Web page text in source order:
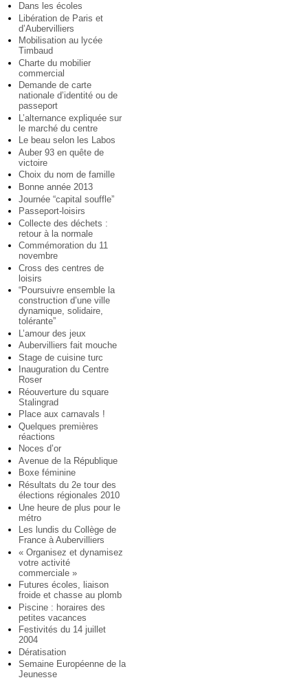
Dans les écoles
Libération de Paris et
d’Aubervilliers
Mobilisation au lycée
Timbaud
Charte du mobilier
commercial
Demande de carte
nationale d’identité ou de
passeport
L’alternance expliquée sur
le marché du centre
Le beau selon les Labos
Auber 93 en quête de
victoire
Choix du nom de famille
Bonne année 2013
Journée “capital souffle”
Passeport-loisirs
Collecte des déchets :
retour à la normale
Commémoration du 11
novembre
Cross des centres de
loisirs
“Poursuivre ensemble la
construction d’une ville
dynamique, solidaire,
tolérante”
L’amour des jeux
Aubervilliers fait mouche
Stage de cuisine turc
Inauguration du Centre
Roser
Réouverture du square
Stalingrad
Place aux carnavals !
Quelques premières
réactions
Noces d’or
Avenue de la République
Boxe féminine
Résultats du 2e tour des
élections régionales 2010
Une heure de plus pour le
métro
Les lundis du Collège de
France à Aubervilliers
« Organisez et dynamisez
votre activité
commerciale »
Futures écoles, liaison
froide et chasse au plomb
Piscine : horaires des
petites vacances
Festivités du 14 juillet
2004
Dératisation
Semaine Européenne de la
Jeunesse